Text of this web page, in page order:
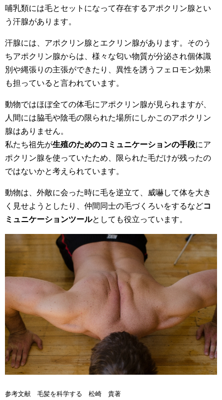
哺乳類には毛とセットになって存在するアポクリン腺とい
う汗腺があります。
汗腺には、アポクリン腺とエクリン腺があります。そのう
ちアポクリン腺からは、様々な匂い物質が分泌され個体識
別や縄張りの主張ができたり、異性を誘うフェロモン効果
も担っていると言われています。
動物ではほぼ全ての体毛にアポクリン腺が見られますが、
人間には脇毛や陰毛の限られた場所にしかこのアポクリン
腺はありません。
私たち祖先が生殖のためのコミュニケーションの手段にア
ポクリン腺を使っていたため、限られた毛だけが残ったの
ではないかと考えられています。
動物は、外敵に会った時に毛を逆立て、威嚇して体を大き
く見せようとしたり、仲間同士の毛づくろいをするなどコ
ミュニケーションツールとしても役立っています。
参考文献 毛髪を科学する 松崎 貴著